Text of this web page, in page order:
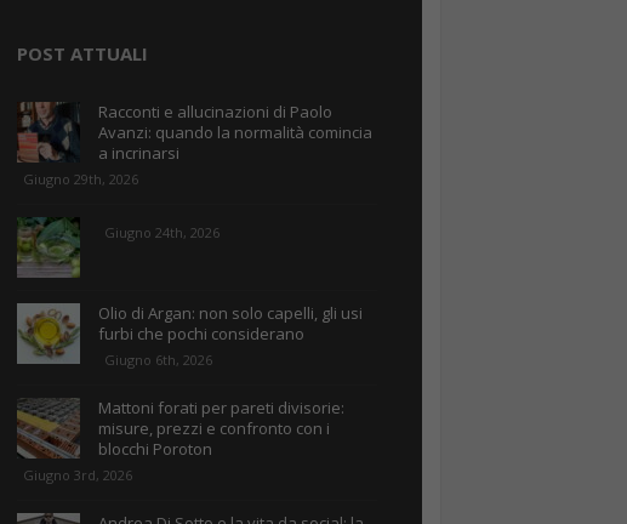
POST ATTUALI
Racconti e allucinazioni di Paolo
Avanzi: quando la normalità comincia
a incrinarsi
Giugno 29th, 2026
Giugno 24th, 2026
Olio di Argan: non solo capelli, gli usi
furbi che pochi considerano
Giugno 6th, 2026
Mattoni forati per pareti divisorie:
misure, prezzi e confronto con i
blocchi Poroton
Giugno 3rd, 2026